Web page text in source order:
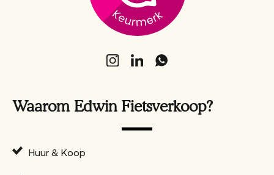
Waarom Edwin Fietsverkoop?
Huur & Koop